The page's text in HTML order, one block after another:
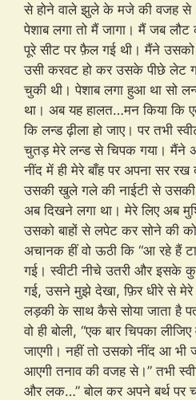
से होने वाले झुले के मजे की वजह
पेशाब लगा तो मैं जागा। मैं जब
पूरे सीट पर फ़ैल गई थी। मैंने
उसी करवट हो कर उसके पीछे लेट
चुकी थी। पेशाब लगा हुआ था सो
था। अब यह हालत…मन किया कि
कि लन्ड ढ़ीला हो जाए। पर तभी
चुतड़ मेरे लन्ड से चिपक गया। मैंने
नींद में ही मेरे बाँह पर अपना सर
उसकी खुले गले की नाईटी से उसकी
अब दिखने लगा था। मेरे लिए अब
उसको बाहों से लपेट कर सोने की
अचानक हीं वो ऊठी कि “आ रहे हैं
गई। स्वीटी नीचे उतरी और इसके
गई, उसने मुझे देखा, फ़िर धीरे से मेरे
लड़की के साथ कैसे सोया जाता है
वो ही बोली, “एक बार चिपका
जाएगी। नहीं तो उसको नींद आ भी
आएगी तनाव की वजह से।” तभी
और लक…” बोल कर अपने बर्थ पर